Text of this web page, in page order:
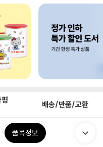
배송/반품/교환
품목정보